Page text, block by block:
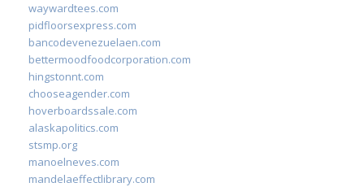
waywardtees.com
pidfloorsexpress.com
bancodevenezuelaen.com
bettermoodfoodcorporation.com
hingstonnt.com
chooseagender.com
hoverboardssale.com
alaskapolitics.com
stsmp.org
manoelneves.com
mandelaeffectlibrary.com